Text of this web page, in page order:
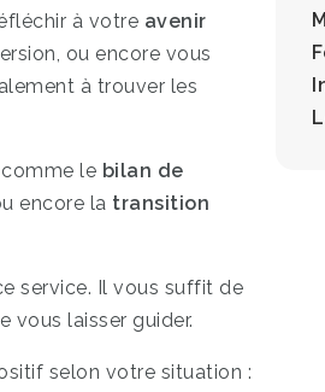
à votre avenir
ou encore vous
à trouver les
comme le bilan de
encore la transition
service. Il vous suffit de
vous laisser guider.
selon votre situation :